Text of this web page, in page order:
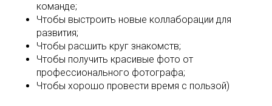
команде;
Чтобы выстроить новые коллаборации для
развития;
Чтобы расшить круг знакомств;
Чтобы получить красивые фото от
профессионального фотографа;
Чтобы хорошо провести время с пользой)